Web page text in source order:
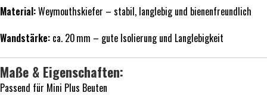
Material:Weymouthskiefer – stabil, langlebig und bienenfreundlich
Wandstärke: ca. 20 mm – gute Isolierung und Langlebigkeit
Maße & Eigenschaften:
Passend für Mini Plus Beuten